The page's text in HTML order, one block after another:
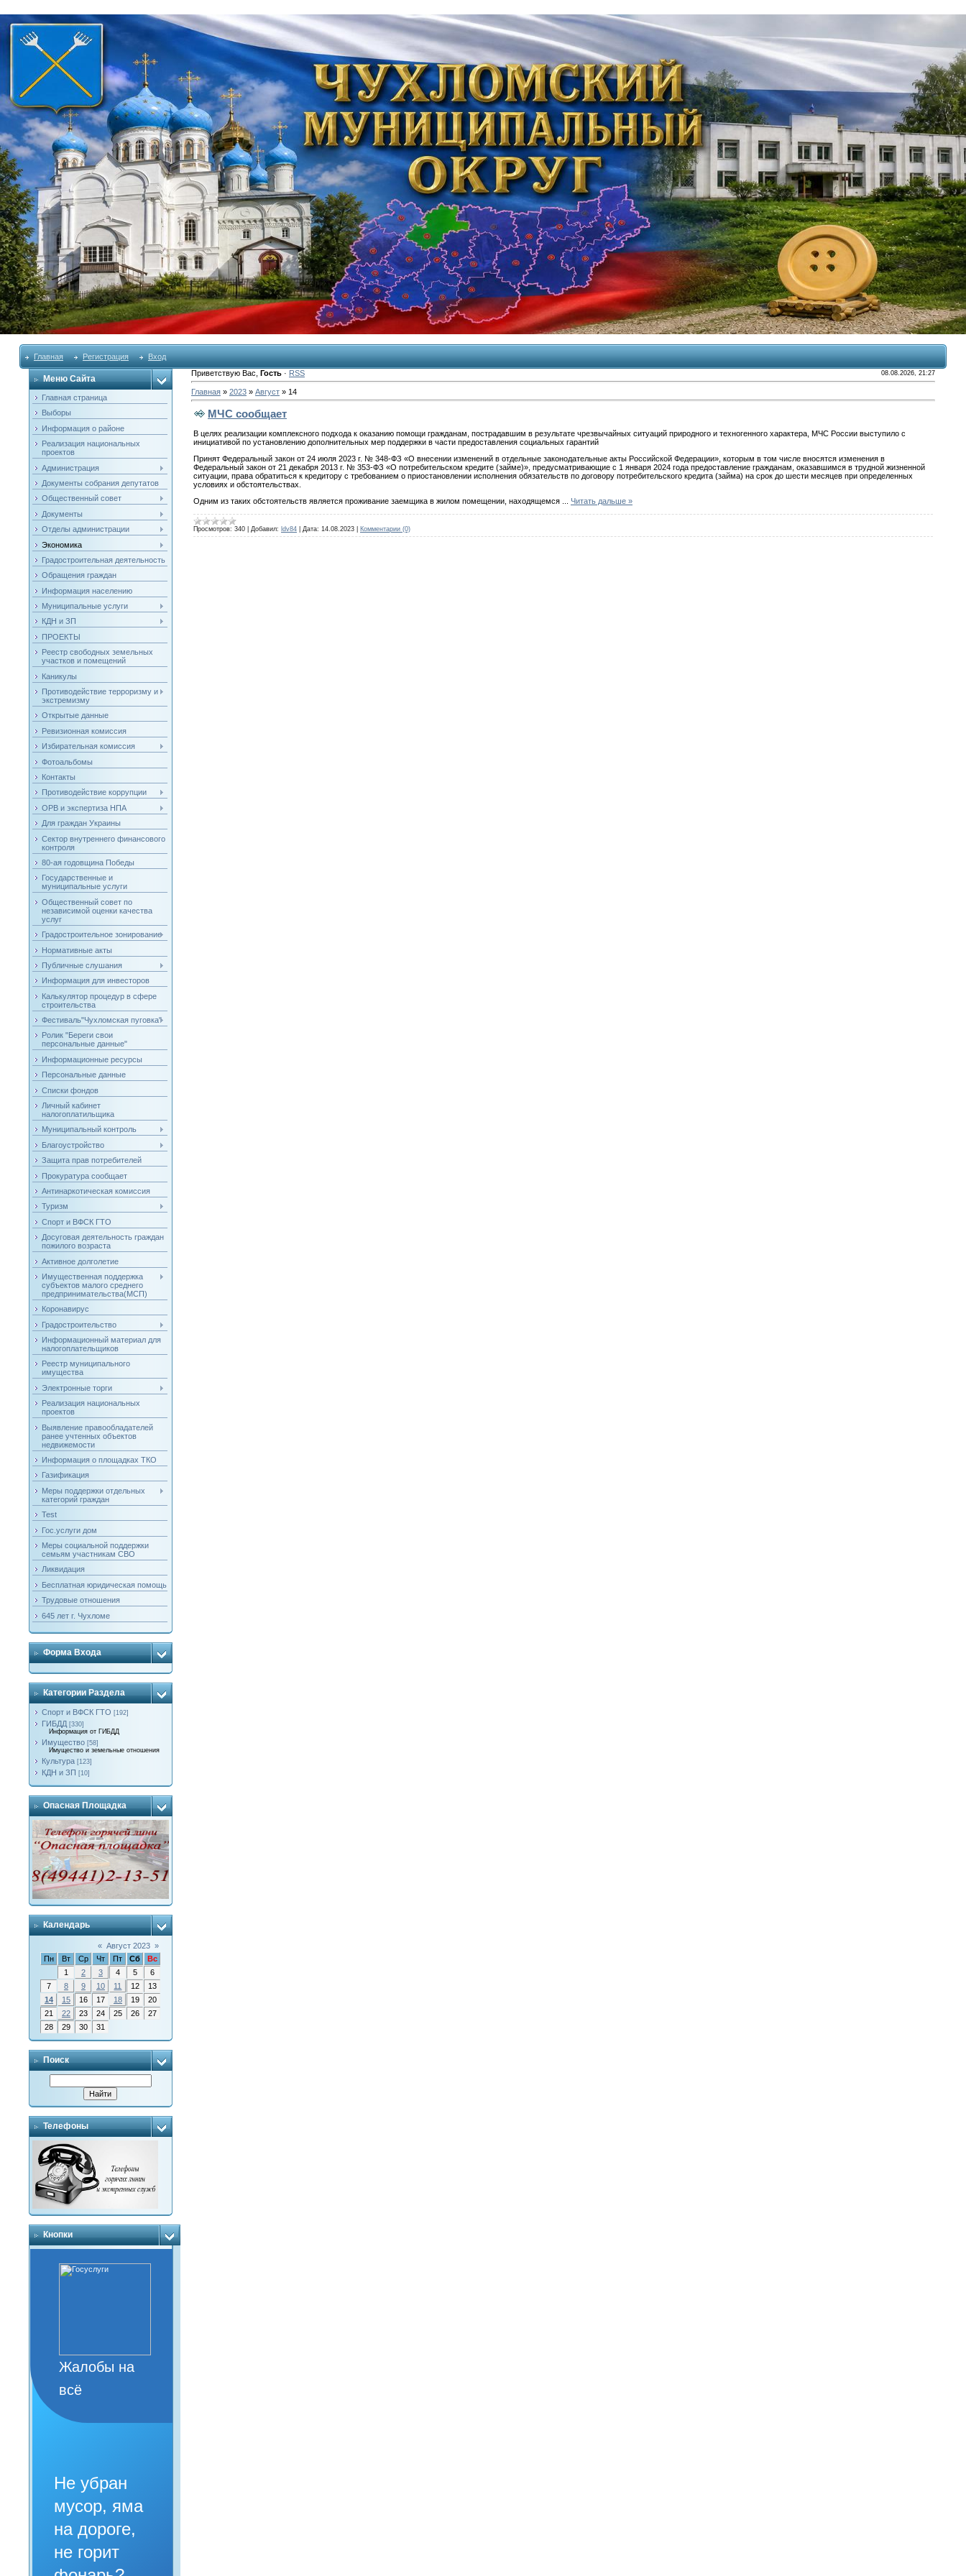
Главная Регистрация Вход
Меню Сайта
Главная страница
Выборы
Информация о районе
Реализация национальных
проектов
Администрация
Документы собрания депутатов
Общественный совет
Документы
Отделы администрации
Экономика
Градостроительная деятельность
Обращения граждан
Информация населению
Муниципальные услуги
КДН и ЗП
ПРОЕКТЫ
Реестр свободных земельных
участков и помещений
Каникулы
Противодействие терроризму и
экстремизму
Открытые данные
Ревизионная комиссия
Избирательная комиссия
Фотоальбомы
Контакты
Противодействие коррупции
ОРВ и экспертиза НПА
Для граждан Украины
Сектор внутреннего финансового
контроля
80-ая годовщина Победы
Государственные и
муниципальные услуги
Общественный совет по
независимой оценки качества
услуг
Градостроительное зонирование
Нормативные акты
Публичные слушания
Информация для инвесторов
Калькулятор процедур в сфере
строительства
Фестиваль"Чухломская пуговка"
Ролик "Береги свои
персональные данные"
Информационные ресурсы
Персональные данные
Списки фондов
Личный кабинет
налогоплатильщика
Муниципальный контроль
Благоустройство
Защита прав потребителей
Прокуратура сообщает
Антинаркотическая комиссия
Туризм
Спорт и ВФСК ГТО
Досуговая деятельность граждан
пожилого возраста
Активное долголетие
Имущественная поддержка
субъектов малого среднего
предпринимательства(МСП)
Коронавирус
Градостроительство
Информационный материал для
налогоплательщиков
Реестр муниципального
имущества
Электронные торги
Реализация национальных
проектов
Выявление правообладателей
ранее учтенных объектов
недвижемости
Информация о площадках ТКО
Газификация
Меры поддержки отдельных
категорий граждан
Test
Гос.услуги дом
Меры социальной поддержки
семьям участникам СВО
Ликвидация
Бесплатная юридическая помощь
Трудовые отношения
645 лет г. Чухломе
Форма Входа
Категории Раздела
Спорт и ВФСК ГТО [192]
ГИБДД [330]
Информация от ГИБДД
Имущество [58]
Имущество и земельные отношения
Культура [123]
КДН и ЗП [10]
Опасная Площадка
Календарь
« Август 2023 »
Пн
Вт Ср Чт Пт Сб
Вс
1
2 3 4 5
6
7
8 9 10 11 12
13
14
15 16 17 18 19
20
21
22 23 24 25 26
27
28
29 30 31
Поиск
Телефоны
Кнопки
Жалобы на
всё
Не убран
мусор, яма
на дороге,
не горит
Приветствую Вас Гость· RSS 08.08.2026, 21:27
Главная» 2023 » Август » 14
МЧС сообщает
В целях реализации комплексного подхода к оказанию помощи гражданам, пострадавшим в результате чрезвычайных ситуаций природного и техногенного характера, МЧС России выступило с
инициативой по установлению дополнительных мер поддержки в части предоставления социальных гарантий
Принят Федеральный закон от 24 июля 2023 г. № 348-ФЗ «О внесении изменений в отдельные законодательные акты Российской Федерации», которым в том числе вносятся изменения в
Федеральный закон от 21 декабря 2013 г. № 353-ФЗ «О потребительском кредите (займе)», предусматривающие с 1 января 2024 года предоставление гражданам, оказавшимся в трудной жизненной
ситуации, права обратиться к кредитору с требованием о приостановлении исполнения обязательств по договору потребительского кредита (займа) на срок до шести месяцев при определенных
условиях и обстоятельствах.
Одним из таких обстоятельств является проживание заемщика в жилом помещении, находящемся
Читать дальше »
Просмотров: 340 Добавил: ldv84 Дата: 14.08.2023 Комментарии (0)